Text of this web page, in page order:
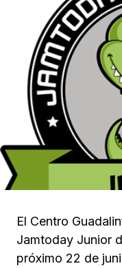
El Centro
Jamtoday Junior
próximo 22 de